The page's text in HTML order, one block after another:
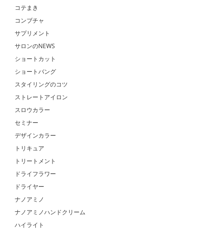
コテまき
コンブチャ
サプリメント
サロンのNEWS
ショートカット
ショートバング
スタイリングのコツ
ストレートアイロン
スロウカラー
セミナー
デザインカラー
トリキュア
トリートメント
ドライフラワー
ドライヤー
ナノアミノ
ナノアミノハンドクリーム
ハイライト